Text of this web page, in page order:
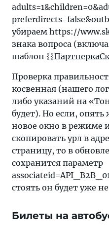
убираем https://
знака вопроса
шаблон {{
Проверка
косвенная (нашего
либо указаний на
будет). Но если,
новое окно в режиме
скопировать урл в
страницу, то в
сохранится параметр
стоять он будет уже
Билеты на